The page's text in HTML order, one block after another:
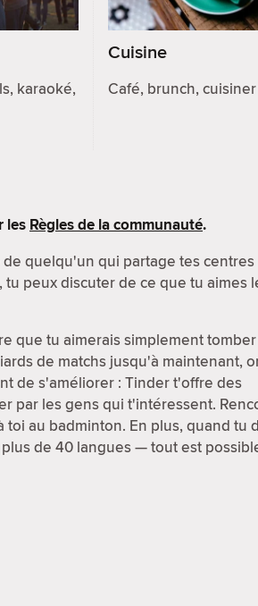
karaoké,
Cuisine
Café, brunch, cuisiner
les Règles de la communauté.
quelqu'un qui partage tes centres
peux discuter de ce que tu aimes
que tu aimerais simplement
de matchs jusqu'à maintenant,
de s'améliorer : Tinder t'offre des
par les gens qui t'intéressent.
au badminton. En plus, quand tu
de 40 langues — tout est